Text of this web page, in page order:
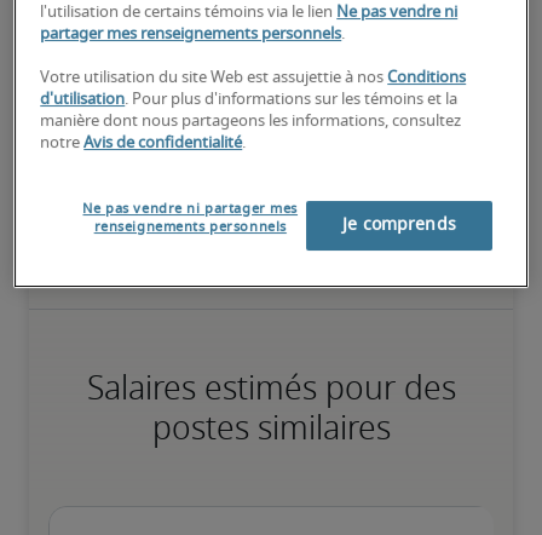
avancées pour le poste, et peut également détenir des
certifications spécialisées.
Salaires estimés pour des
postes similaires
l'utilisation de certains témoins via le lien Ne pas vendre ni
partager mes renseignements personnels.
Votre utilisation du site Web est assujettie à nosConditions
d'utilisation. Pour plus d'informations sur les témoins et la
manière dont nous partageons les informations, consultez
notreAvis de confidentialité.
Ne pas vendre ni partager mes
renseignements personnels
Je comprends